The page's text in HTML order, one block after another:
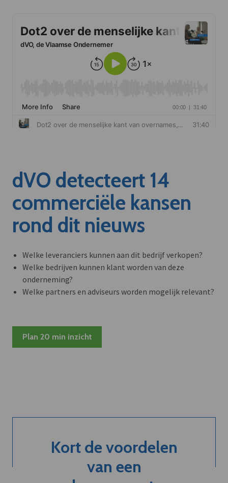
dVO detecteert 14
commerciële kansen
rond dit nieuws
Welke leveranciers kunnen aan dit bedrijf verkopen?
Welke bedrijven kunnen klant worden van deze
onderneming?
Welke partners en adviseurs worden mogelijk relevant?
Plan 20 min inzicht
Kort de voordelen
van een